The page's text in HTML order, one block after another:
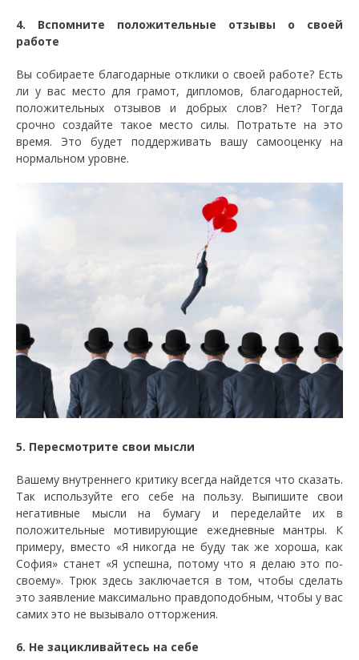
4. Вспомните положительные отзывы о своей
работе
Вы собираете благодарные отклики о своей работе? Есть
ли у вас место для грамот, дипломов, благодарностей,
положительных отзывов и добрых слов? Нет? Тогда
срочно создайте такое место силы. Потратьте на это
время. Это будет поддерживать вашу самооценку на
нормальном уровне.
5. Пересмотрите свои мысли
Вашему внутреннего критику всегда найдется что сказать.
Так используйте его себе на пользу. Выпишите свои
негативные мысли на бумагу и переделайте их в
положительные мотивирующие ежедневные мантры. К
примеру, вместо «Я никогда не буду так же хороша, как
София» станет «Я успешна, потому что я делаю это по-
своему». Трюк здесь заключается в том, чтобы сделать
это заявление максимально правдоподобным, чтобы у вас
самих это не вызывало отторжения.
6. Не зацикливайтесь на себе